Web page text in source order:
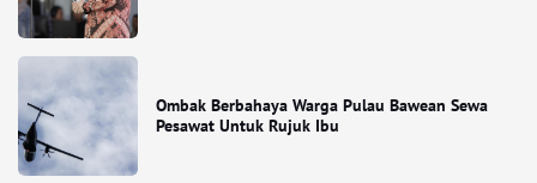
Ombak Berbahaya Warga Pulau Bawean Sewa
Pesawat Untuk Rujuk Ibu